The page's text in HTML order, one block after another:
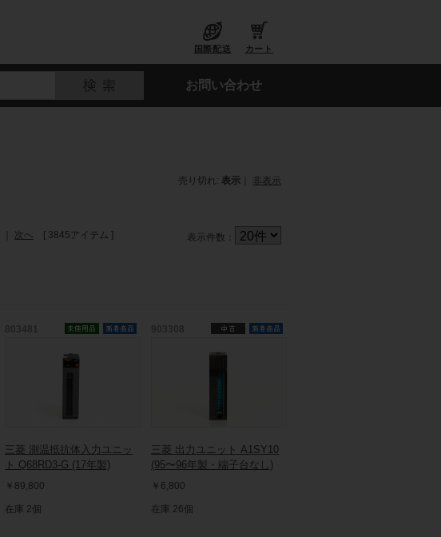
国際配送 カート
お問い合わせ
売り切れ: 表示 非表示
次へ [ 3845アイテム ] 表示件数：
三菱 測温抵抗体入力ユニッ
ト Q68RD3-G (17年製)
￥89,800
在庫 2個
三菱 出力ユニット A1SY10
(95〜96年製・端子台なし)
￥6,800
在庫 26個